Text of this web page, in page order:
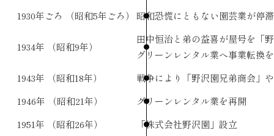
1930年ごろ
（昭和5年ごろ） 昭和恐慌にともない園芸業が停滞
1934年 （昭和9年）
田中恒治と弟の益喜
グリーンレンタル業へ事業転換
1943年 （昭和18年）
戦争により「野沢園兄弟商会」
1946年 （昭和21年）
グリーンレンタル業を再開
1951年 （昭和26年）
「株式会社野沢園」設立